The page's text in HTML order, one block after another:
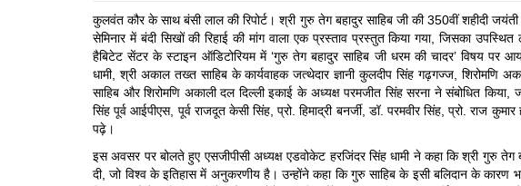
कुलवंत कौर के साथ बंसी लाल की रिपोर्ट। श्री गुरु तेग बहादुर साहिब जी की 350वीं शहीदी जयंती
सेमिनार में बंदी सिखों की रिहाई की मांग वाला एक प्रस्ताव प्रस्तुत किया गया, जिसका
हैबिटेट सेंटर के स्टाइन ऑडिटोरियम में ‘गुरु तेग बहादुर साहिब जी धरम की चादर’ विषय पर
धामी, श्री अकाल तख्त साहिब के कार्यवाहक जत्थेदार ज्ञानी कुलदीप सिंह गढ़गज्ज, शिरोमणि
साहिब और शिरोमणि अकाली दल दिल्ली इकाई के अध्यक्ष परमजीत सिंह सरना ने संबोधित किया,
सिंह पूर्व आईपीएस, पूर्व राजदूत केसी सिंह, प्रो. हिमाद्री बनर्जी, डॉ. परमवीर सिंह, प्रो. राज
पढ़े।
इस अवसर पर बोलते हुए एसजीपीसी अध्यक्ष एडवोकेट हरजिंदर सिंह धामी ने कहा कि श्री गुरु तेग
दी, जो विश्व के इतिहास में अनुकरणीय है। उन्होंने कहा कि गुरु साहिब के इसी बलिदान के